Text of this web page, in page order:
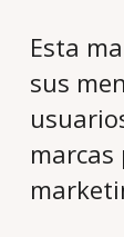
Esta
sus
marcas